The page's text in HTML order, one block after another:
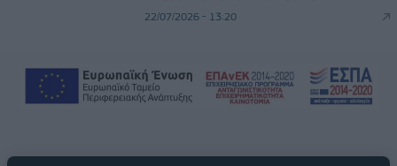
22/07/2026 - 13:20